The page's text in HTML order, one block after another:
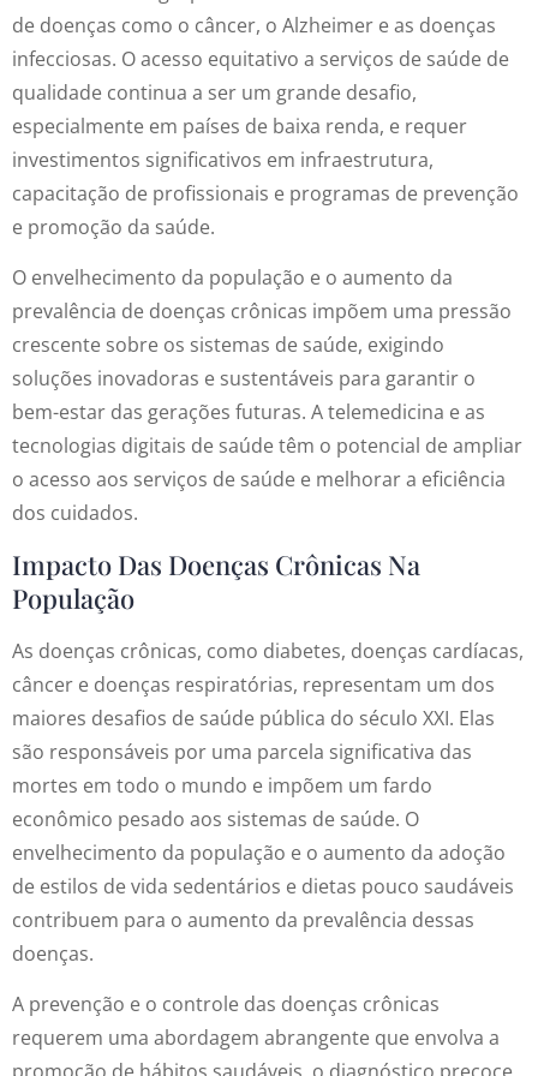
de doenças como o câncer, o Alzheimer e as doenças
infecciosas. O acesso equitativo a serviços de saúde de
qualidade continua a ser um grande desafio,
especialmente em países de baixa renda, e requer
investimentos significativos em infraestrutura,
capacitação de profissionais e programas de prevenção
e promoção da saúde.
O envelhecimento da população e o aumento da
prevalência de doenças crônicas impõem uma pressão
crescente sobre os sistemas de saúde, exigindo
soluções inovadoras e sustentáveis para garantir o
bem-estar das gerações futuras. A telemedicina e as
tecnologias digitais de saúde têm o potencial de ampliar
o acesso aos serviços de saúde e melhorar a eficiência
dos cuidados.
Impacto Das Doenças Crônicas Na
População
As doenças crônicas, como diabetes, doenças cardíacas,
câncer e doenças respiratórias, representam um dos
maiores desafios de saúde pública do século XXI. Elas
são responsáveis por uma parcela significativa das
mortes em todo o mundo e impõem um fardo
econômico pesado aos sistemas de saúde. O
envelhecimento da população e o aumento da adoção
de estilos de vida sedentários e dietas pouco saudáveis
contribuem para o aumento da prevalência dessas
doenças.
A prevenção e o controle das doenças crônicas
requerem uma abordagem abrangente que envolva a